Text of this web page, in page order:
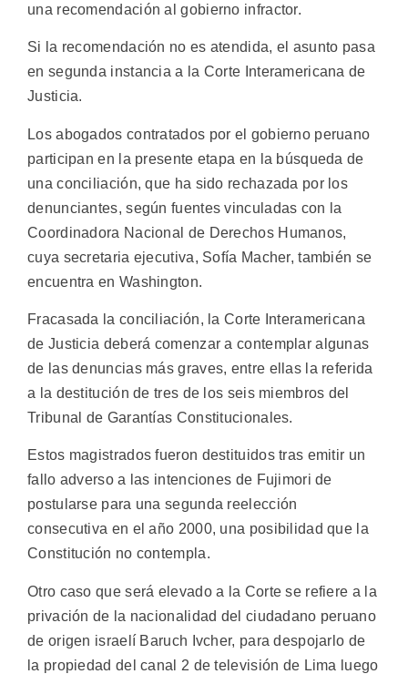
una recomendación al gobierno infractor.
Si la recomendación no es atendida, el asunto pasa
en segunda instancia a la Corte Interamericana de
Justicia.
Los abogados contratados por el gobierno peruano
participan en la presente etapa en la búsqueda de
una conciliación, que ha sido rechazada por los
denunciantes, según fuentes vinculadas con la
Coordinadora Nacional de Derechos Humanos,
cuya secretaria ejecutiva, Sofía Macher, también se
encuentra en Washington.
Fracasada la conciliación, la Corte Interamericana
de Justicia deberá comenzar a contemplar algunas
de las denuncias más graves, entre ellas la referida
a la destitución de tres de los seis miembros del
Tribunal de Garantías Constitucionales.
Estos magistrados fueron destituidos tras emitir un
fallo adverso a las intenciones de Fujimori de
postularse para una segunda reelección
consecutiva en el año 2000, una posibilidad que la
Constitución no contempla.
Otro caso que será elevado a la Corte se refiere a la
privación de la nacionalidad del ciudadano peruano
de origen israelí Baruch Ivcher, para despojarlo de
la propiedad del canal 2 de televisión de Lima luego